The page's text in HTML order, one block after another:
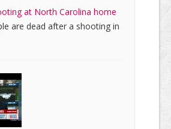
at North Carolina home
are dead after a shooting in